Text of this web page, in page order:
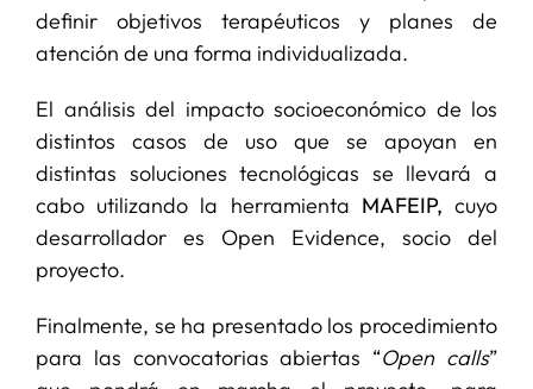
definir objetivos terapéuticos y planes de
atención de una forma individualizada.
El análisis del impacto socioeconómico de los
distintos casos de uso que se apoyan en
distintas soluciones tecnológicas se llevará a
cabo utilizando la herramienta MAFEIP, cuyo
desarrollador es Open Evidence, socio del
proyecto.
Finalmente, se ha presentado los procedimiento
para las convocatorias abiertas “Open calls”